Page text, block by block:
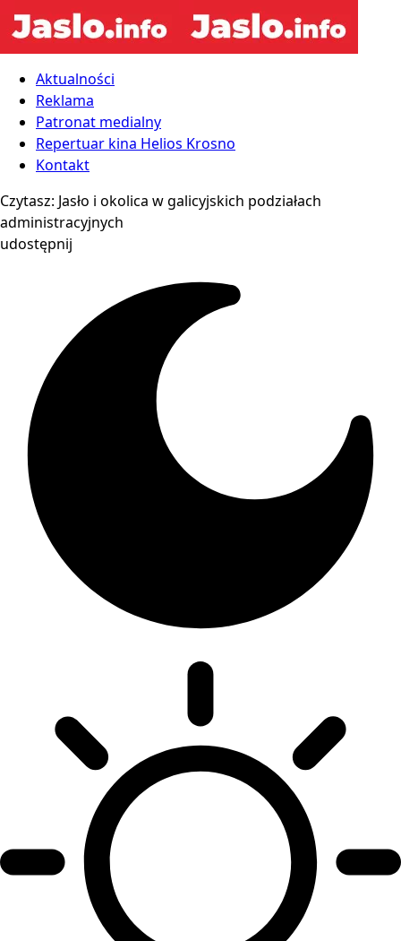
Aktualności
Reklama
Patronat medialny
Repertuar kina Helios Krosno
Kontakt
Czytasz: Jasło i okolica w galicyjskich podziałach
administracyjnych
udostępnij